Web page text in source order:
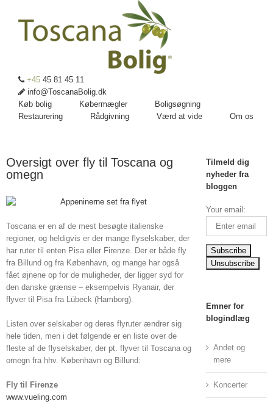
+45 45 81 45 11
info@ToscanaBolig.dk
Køb bolig
Købermægler
Boligsøgning
Restaurering
Rådgivning Værd at vide Om os
Oversigt over fly til Toscana og
omegn
Toscana er en af de mest besøgte italienske
regioner, og heldigvis er der mange flyselskaber, der
har ruter til enten Pisa eller Firenze. Der er både fly
fra Billund og fra København, og mange har også
fået øjnene op for de muligheder, der ligger syd for
den danske grænse – eksempelvis Ryanair, der
flyver til Pisa fra Lübeck (Hamborg).
Listen over selskaber og deres flyruter ændrer sig
hele tiden, men i det følgende er en liste over de
fleste af de flyselskaber, der pt. flyver til Toscana og
omegn fra hhv. København og Billund:
Fly til Firenze
www.vueling.com
Tilmeld dig
nyheder fra
bloggen
Your email:
Emner for
blogindlæg
Andet og
mere
Koncerter